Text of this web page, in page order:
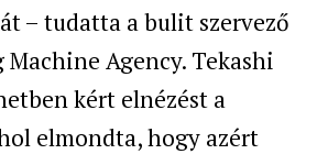
– tudatta a bulit szervező
Machine Agency. Tekashi
kért elnézést a
elmondta, hogy azért